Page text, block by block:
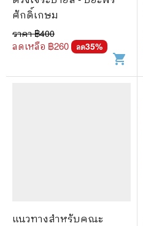
ศักดิ์เกษม
ราคา ฿400
ลดเหลือ ฿260 ลด35%
shopping_cart
แนวทางสำหรับคณะ